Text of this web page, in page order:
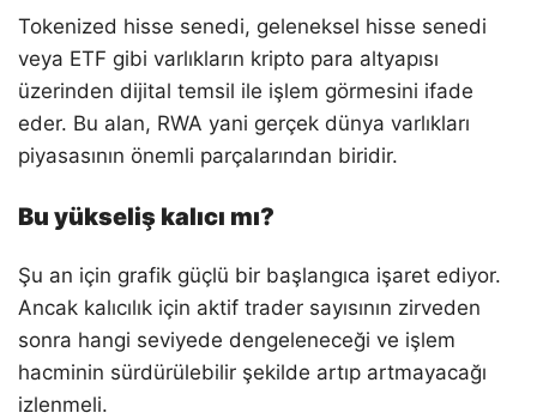
Tokenized hisse senedi, geleneksel hisse senedi
veya ETF gibi varlıkların kripto para altyapısı
üzerinden dijital temsil ile işlem görmesini ifade
eder. Bu alan, RWA yani gerçek dünya varlıkları
piyasasının önemli parçalarından biridir.
Bu yükseliş kalıcı mı?
Şu an için grafik güçlü bir başlangıca işaret ediyor.
Ancak kalıcılık için aktif trader sayısının zirveden
sonra hangi seviyede dengeleneceği ve işlem
hacminin sürdürülebilir şekilde artıp artmayacağı
izlenmeli.